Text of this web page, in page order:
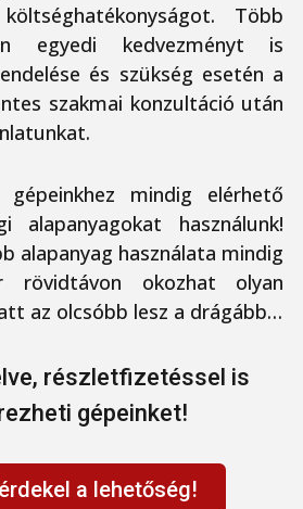
Több
egyedi kedvezményt is
és szükség esetén a
szakmai konzultáció után
gépeinkhez mindig elérhető
alapanyagokat használunk!
alapanyag használata mindig
rövidtávon okozhat olyan
az olcsóbb lesz a drágább…
részletfizetéssel is
gépeinket!
a lehetőség!